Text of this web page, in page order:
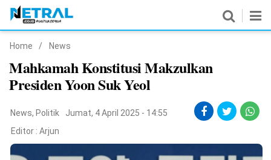
Nasional
Pemerintahan
Politik
Home / News
Mahkamah Konstitusi Makzulkan
Presiden Yoon Suk Yeol
News, Politik
Jumat, 4 April 2025 - 14:55
Editor : Arjun